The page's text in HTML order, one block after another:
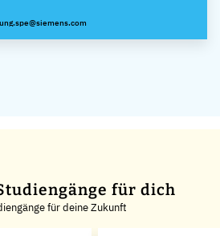
für dich
für deine Zukunft